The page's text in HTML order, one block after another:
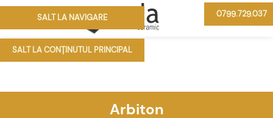
SALT LA NAVIGARE
SALT LA CONȚINUTUL PRINCIPAL
0799.729.037
Arbiton